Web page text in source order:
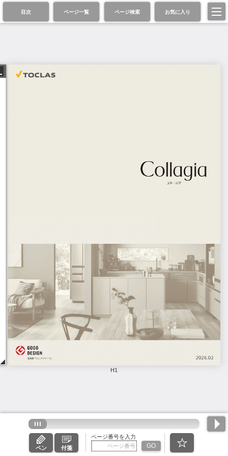
目次 ページ一覧 ページ検索 お気に入り
H1
ペン 付箋
ページ番号を入力
GO